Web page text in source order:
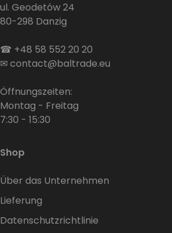
ul. Geodetów 24
80-298 Danzig
☎ +48 58 552 20 20
✉contact@baltrade.eu
Öffnungszeiten:
Montag - Freitag
7:30 - 15:30
Shop
Über das Unternehmen
Lieferung
Datenschutzrichtlinie